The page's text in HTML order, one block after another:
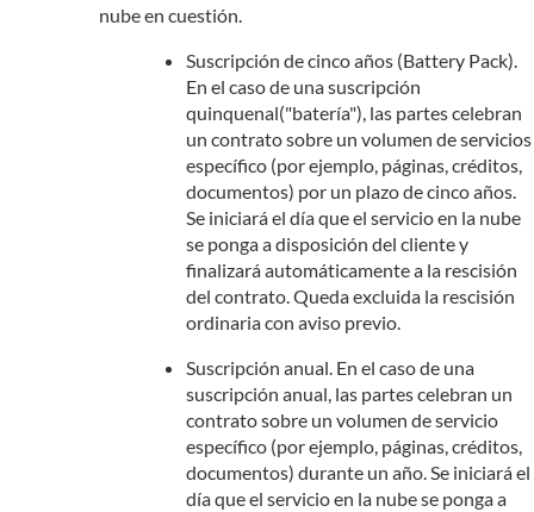
nube en cuestión.
Suscripción de cinco años (Battery Pack).
En el caso de una suscripción
quinquenal("batería"), las partes celebran
un contrato sobre un volumen de servicios
específico (por ejemplo, páginas, créditos,
documentos) por un plazo de cinco años.
Se iniciará el día que el servicio en la nube
se ponga a disposición del cliente y
finalizará automáticamente a la rescisión
del contrato. Queda excluida la rescisión
ordinaria con aviso previo.
Suscripción anual. En el caso de una
suscripción anual, las partes celebran un
contrato sobre un volumen de servicio
específico (por ejemplo, páginas, créditos,
documentos) durante un año. Se iniciará el
día que el servicio en la nube se ponga a